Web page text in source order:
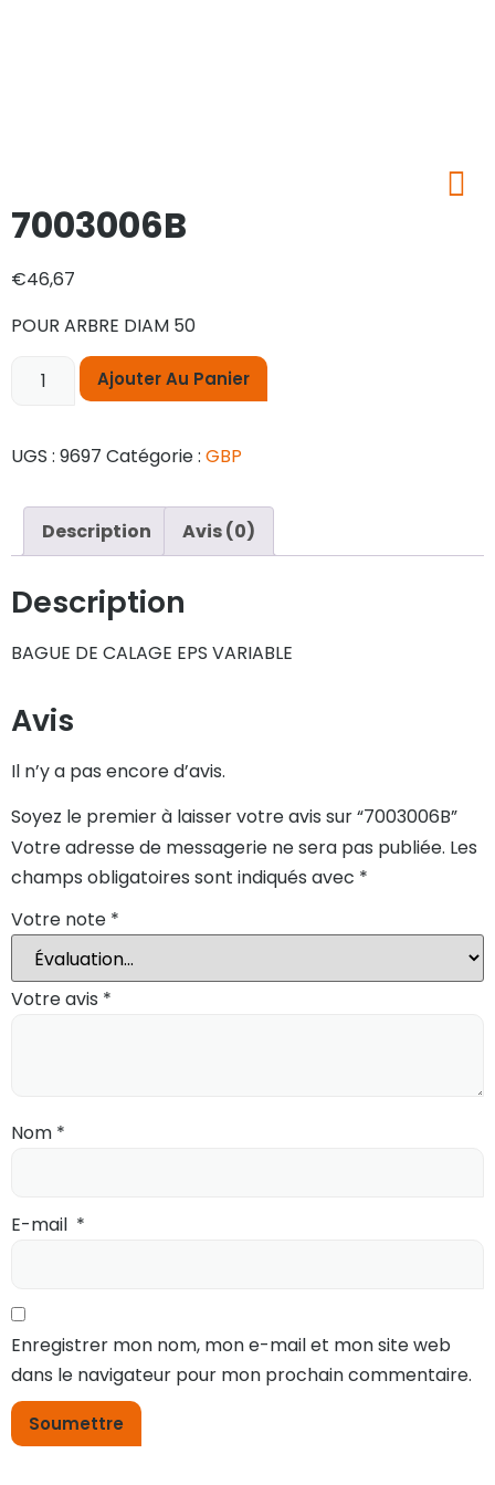
7003006B
€46,67
POUR ARBRE DIAM 50
Ajouter Au Panier
UGS : 9697 Catégorie : GBP
Description Avis (0)
Description
BAGUE DE CALAGE EPS VARIABLE
Avis
Il n’y a pas encore d’avis.
Soyez le premier à laisser votre avis sur “7003006B”
Votre adresse de messagerie ne sera pas publiée. Les
champs obligatoires sont indiqués avec *
Votre note *
Votre avis *
Nom *
E-mail *
Enregistrer mon nom, mon e-mail et mon site web
dans le navigateur pour mon prochain commentaire.